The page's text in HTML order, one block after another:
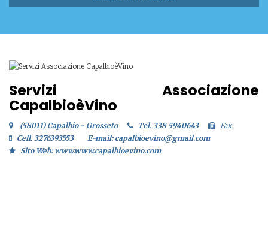
Servizi Associazione
CapalbioèVino
(58011) Capalbio - Grosseto Tel. 338 5940643
Fax.
Cell. 3276393553
E-mail: capalbioevino@gmail.com
Sito Web: www.www.capalbioevino.com